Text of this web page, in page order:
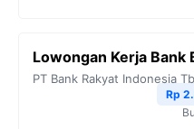
Lowongan Kerja Bank
PT Bank Rakyat Indonesia
Rp